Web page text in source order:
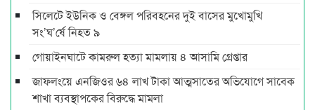
সিলেটে ইউনিক ও বেঙ্গল পরিবহনের দুই বাসের মুখোমুখি
সং’ঘ’র্ষে নিহত ৯
গোয়াইনঘাটে কামরুল হত্যা মামলায় ৪ আসামি গ্রেপ্তার
জাফলংয়ে এনজিওর ৬৪ লাখ টাকা আত্মসাতের অভিযোগে সাবেক
শাখা ব্যবস্থাপকের বিরুদ্ধে মামলা